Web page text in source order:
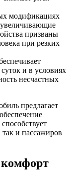
модификациях
призваны
при резких
и в условиях
несчастных
предлагает
и пассажиров